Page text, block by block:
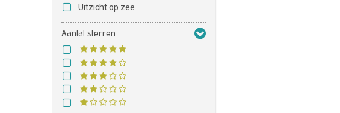
Uitzicht op zee
Aantal sterren